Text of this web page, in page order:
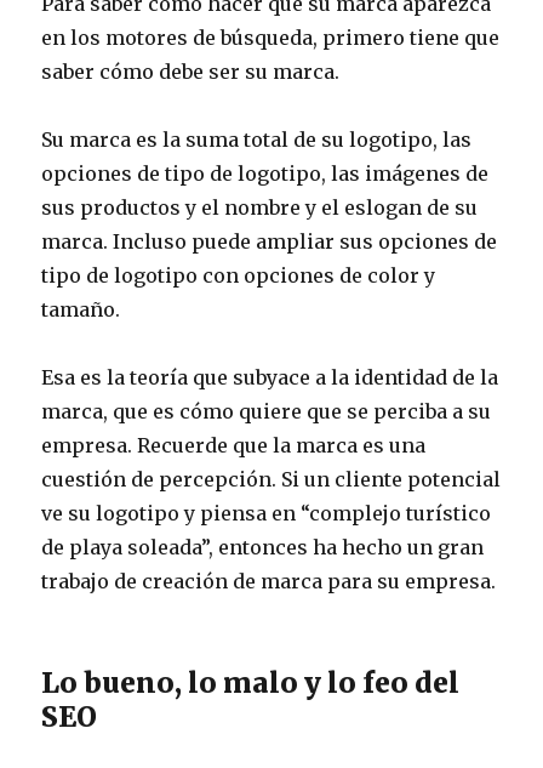
en los motores de búsqueda, primero tiene que
saber cómo debe ser su marca.
Su marca es la suma total de su logotipo, las
opciones de tipo de logotipo, las imágenes de
sus productos y el nombre y el eslogan de su
marca. Incluso puede ampliar sus opciones de
tipo de logotipo con opciones de color y
tamaño.
Esa es la teoría que subyace a la identidad de la
marca, que es cómo quiere que se perciba a su
empresa. Recuerde que la marca es una
cuestión de percepción. Si un cliente potencial
ve su logotipo y piensa en “complejo turístico
de playa soleada”, entonces ha hecho un gran
trabajo de creación de marca para su empresa.
Lo bueno, lo malo y lo feo del
SEO